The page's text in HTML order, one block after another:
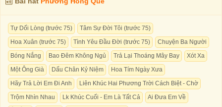
Tự Dối Lòng (trước 75)
Tâm Sự Đời Tôi (trước 75)
Hoa Xuân (trước 75)
Tình Yêu Đầu Đời (trước 75)
Chuyện Ba Người
Bóng Nắng
Bao Đêm Không Ngủ Trả Lại Thoáng Mây Bay
Xót Xa
Một Ông Già
Dấu Chân Kỷ Niệm
Hoa Tím Ngày Xưa
Hãy Trả Lời Em Đi Anh
Liên Khúc Hai Phương Trời Cách Biệt - Chờ
Trộm Nhìn Nhau
Lk Khúc Cuối - Em Là Tất Cả
Ai Đưa Em Về